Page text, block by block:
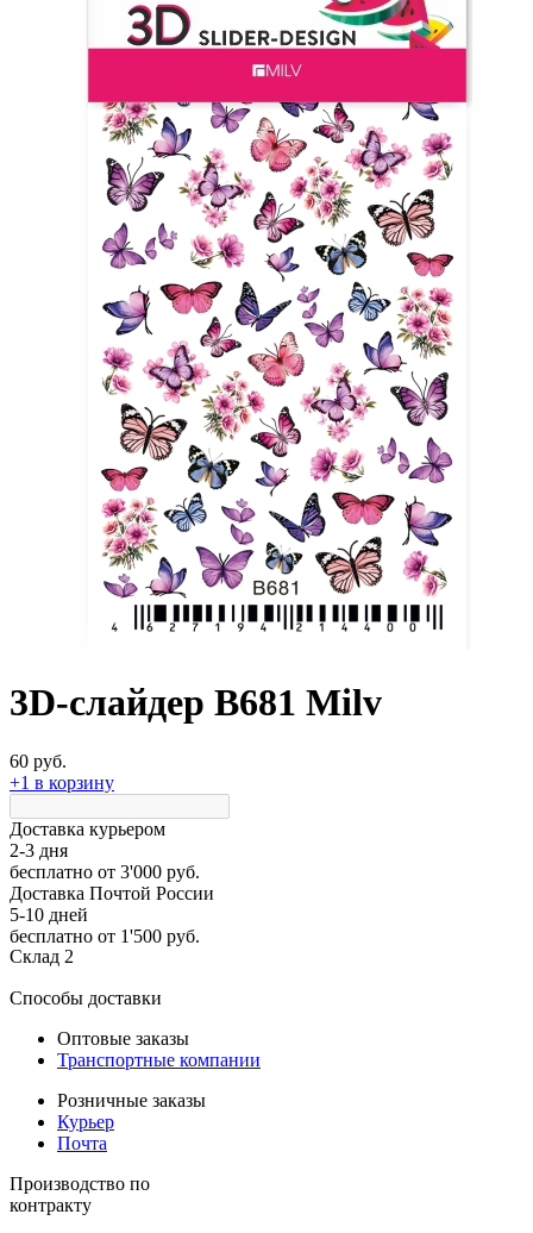
3D-слайдер B681 Milv
60 руб.
+1 в корзину
Доставка курьером
2-3 дня
бесплатно от 3'000 руб.
Доставка Почтой России
5-10 дней
бесплатно от 1'500 руб.
Склад 2
Способы доставки
Оптовые заказы
Транспортные компании
Розничные заказы
Курьер
Почта
Производство по
контракту